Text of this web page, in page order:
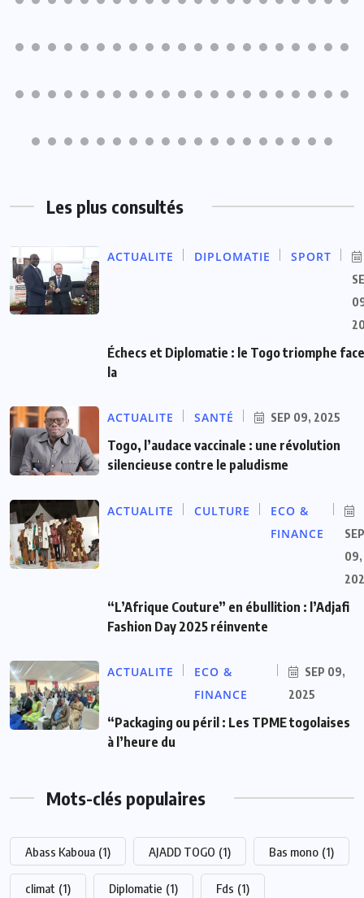
Les plus consultés
ACTUALITE DIPLOMATIE SPORT
Échecs et Diplomatie : le Togo triomphe
la
ACTUALITE SANTÉ SEP 09, 2025
Togo, l’audace vaccinale : une révolution
silencieuse contre le paludisme
ACTUALITE CULTURE
ECO &
FINANCE
SEP
09,
“L’Afrique Couture” en ébullition : l’Adjafi
Fashion Day 2025 réinvente
ACTUALITE
ECO &
FINANCE
SEP 09,
2025
“Packaging ou péril : Les TPME togolaises
à l’heure du
Mots-clés populaires
Abass Kaboua (1) AJADD TOGO (1) Bas mono (1)
climat (1) Diplomatie (1) Fds (1)